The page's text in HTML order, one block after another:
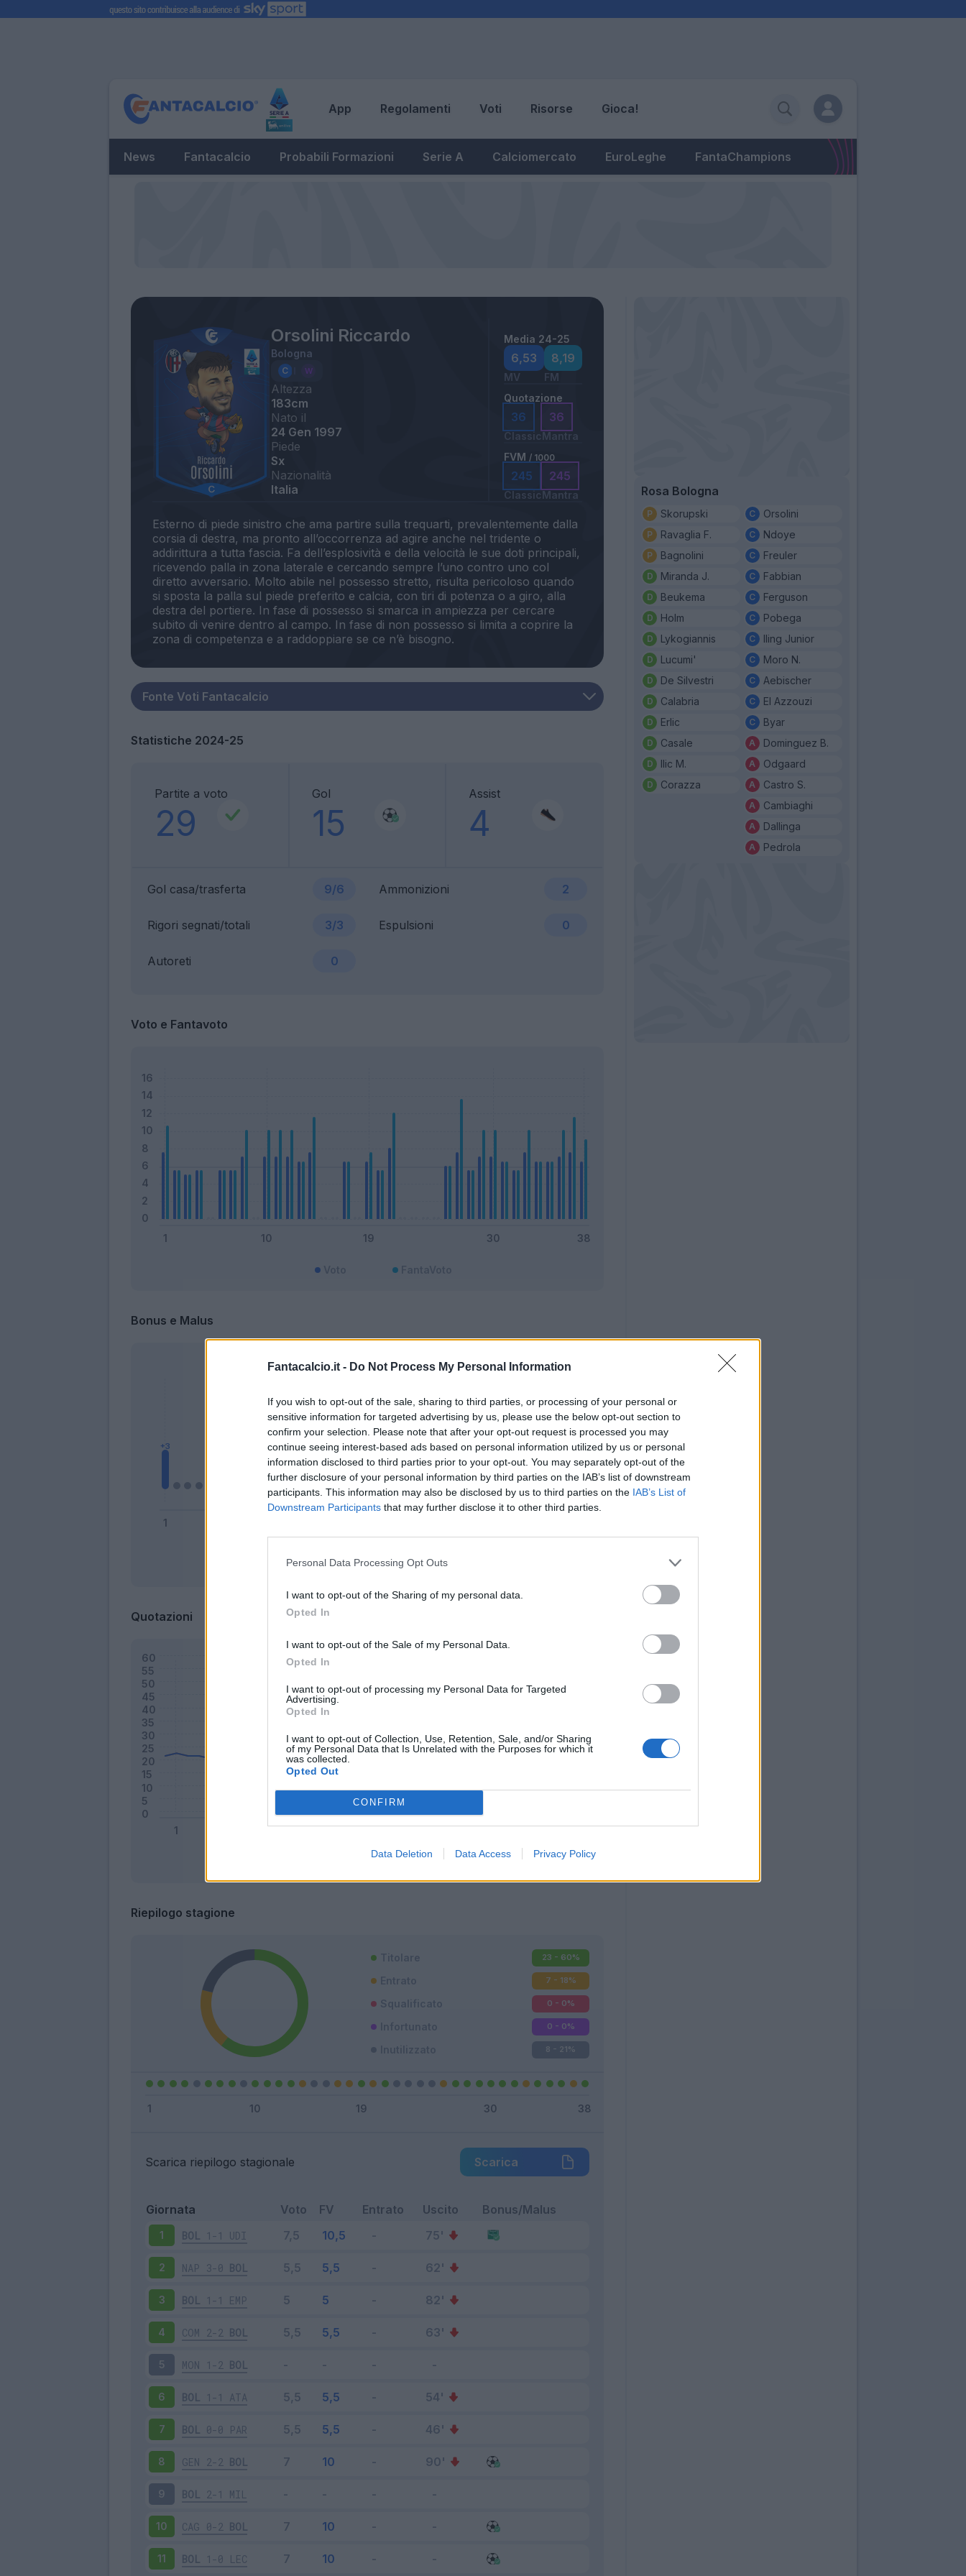
Fantacalcio.it - Do Not Process My Personal Information
If you wish to opt-out of the sale, sharing to third parties, or processing of your personal or
sensitive information for targeted advertising by us, please use the below opt-out section to
confirm your selection. Please note that after your opt-out request is processed you may
continue seeing interest-based ads based on personal information utilized by us or personal
information disclosed to third parties prior to your opt-out. You may separately opt-out of the
further disclosure of your personal information by third parties on the IAB’s list of downstream
participants. This information may also be disclosed by us to third parties on the IAB’s List of
Downstream Participants that may further disclose it to other third parties.
Personal Data Processing Opt Outs
I want to opt-out of the Sharing of my personal data.
Opted In
I want to opt-out of the Sale of my Personal Data.
Opted In
I want to opt-out of processing my Personal Data for Targeted
Advertising.
Opted In
I want to opt-out of Collection, Use, Retention, Sale, and/or Sharing
of my Personal Data that Is Unrelated with the Purposes for which it
was collected.
Opted Out
CONFIRM
Data Deletion Data Access Privacy Policy
App Regolamenti Voti Risorse Gioca!
News Fantacalcio Probabili Formazioni Serie A Calciomercato EuroLeghe FantaChampions
Orsolini Riccardo
Bologna
Altezza
183cm
Nato il
24 Gen 1997
Piede
Sx
Nazionalità
Italia
Media 24-25
6,53
MV
8,19
FM
Quotazione
36
Classic
36
Mantra
FVM / 1000
245
Classic
245
Mantra
Esterno di piede sinistro che ama partire sulla trequarti, prevalentemente dalla
corsia di destra, ma pronto all’occorrenza ad agire anche nel tridente o
addirittura a tutta fascia. Fa dell’esplosività e della velocità le sue doti principali,
ricevendo palla in zona laterale e cercando sempre l’uno contro uno col
diretto avversario. Molto abile nel possesso stretto, risulta pericoloso quando
si sposta la palla sul piede preferito e calcia, con tiri di potenza o a giro, alla
destra del portiere. In fase di possesso si smarca in ampiezza per cercare
subito di venire dentro al campo. In fase di non possesso si limita a coprire la
Statistiche 2024-25
Partite a voto
29
Gol
15
Assist
4
Gol casa/trasferta 9/6 Ammonizioni 2
Rigori segnati/totali 3/3 Espulsioni 0
Autoreti 0
Voto e Fantavoto
Bonus e Malus
Bonus Malus Presenze a voto
Quotazioni
Mantra
Riepilogo stagione
Titolare 23 - 60%
Entrato 7 - 18%
Squalificato 0 - 0%
0 - 0%
8 - 21%
Scarica riepilogo stagionale Scarica
Giornata Voto FV Entrato Uscito Bonus/Malus
1 BOL 1-1 UDI
2 NAP 3-0 BOL
3 BOL 1-1 EMP
4 COM 2-2 BOL
5 MON 1-2 BOL
6 BOL 1-1 ATA
7 BOL 0-0 PAR
8 GEN 2-2 BOL
9 BOL 2-1 MIL
10 CAG 0-2 BOL
11 BOL 1-0 LEC
Rosa Bologna
Skorupski
Ravaglia F.
Bagnolini
Miranda J.
Beukema
Holm
Lykogiannis
Lucumi'
De Silvestri
Calabria
Erlic
Casale
Ilic M.
Corazza
Orsolini
Ndoye
Freuler
Fabbian
Ferguson
Pobega
Iling Junior
Moro N.
Aebischer
El Azzouzi
Byar
Dominguez B.
Odgaard
Castro S.
Cambiaghi
Dallinga
Pedrola